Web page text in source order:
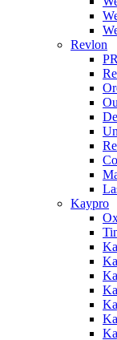
Revlon
Kaypro